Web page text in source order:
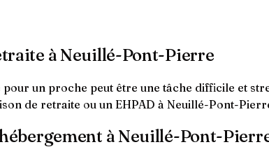
à Neuillé-Pont-Pierre
un proche peut être une tâche difficile et
de retraite ou un EHPAD à Neuillé-Pont-
à Neuillé-Pont-